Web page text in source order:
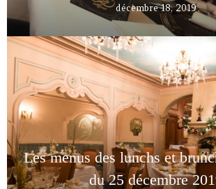
décembre 18, 2019
Les menus des lunchs et
du 25 décembre